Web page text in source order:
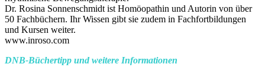
Dr. Rosina Sonnenschmidt ist Homöopathin und Autorin von über
50 Fachbüchern. Ihr Wissen gibt sie zudem in Fachfortbildungen
und Kursen weiter.
www.inroso.com
DNB-Büchertipp und weitere Informationen